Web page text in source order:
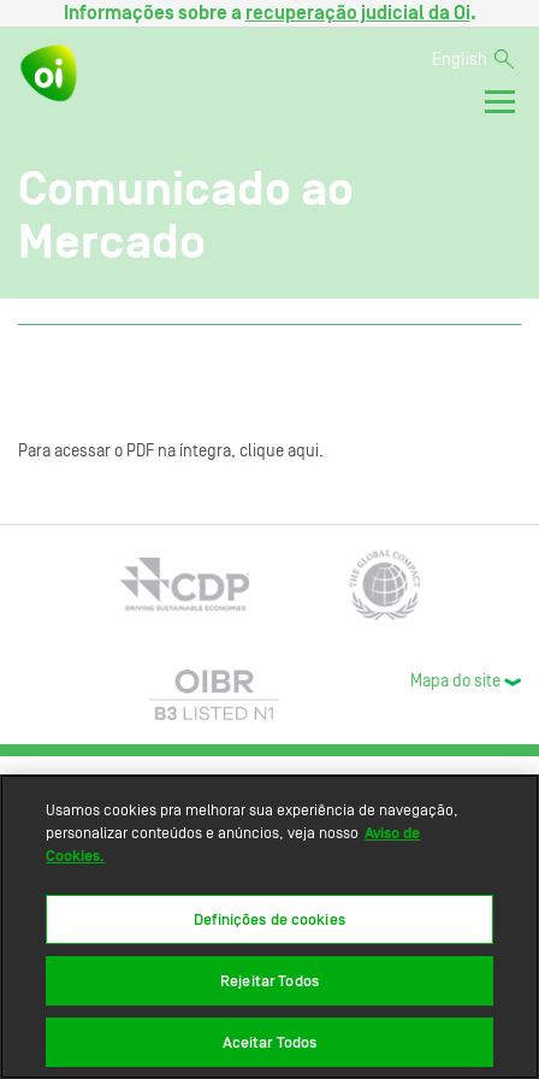
Informações sobre a recuperação judicial da Oi.
English
Comunicado ao
Mercado
Para acessar o PDF na íntegra, clique aqui.
Mapa do site
Usamos cookies pra melhorar sua experiência de navegação,
personalizar conteúdos e anúncios, veja nosso Aviso de
Cookies.
Definições de cookies
Rejeitar Todos
Aceitar Todos